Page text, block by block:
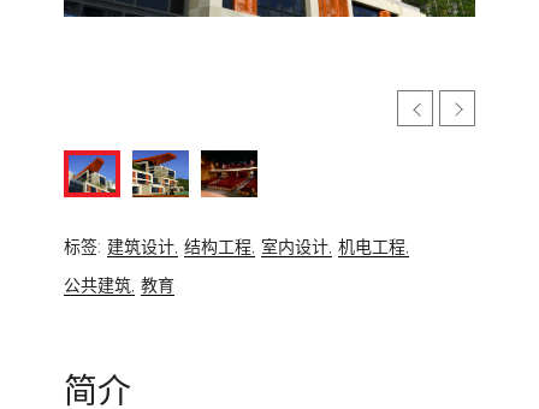
标签: 建筑设计, 结构工程, 室内设计, 机电工程,
公共建筑, 教育
简介